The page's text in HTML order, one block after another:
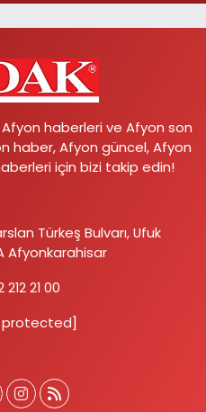
haberleri ve Afyon son
haber, Afyon güncel, Afyon
için bizi takip edin!
Türkeş Bulvarı, Ufuk
Afyonkarahisar
212 21 00
protected]